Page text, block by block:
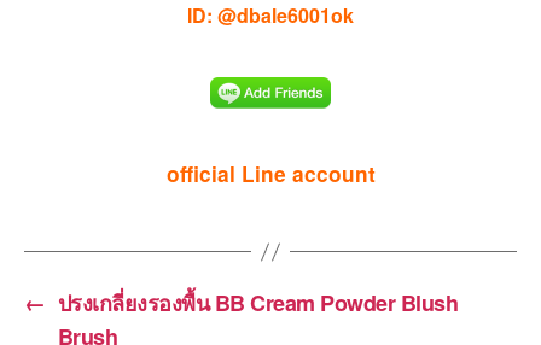
ID: @dbale6001ok
official Line account
← ปรงเกลี่ยงรองพื้น BB Cream Powder Blush
Brush